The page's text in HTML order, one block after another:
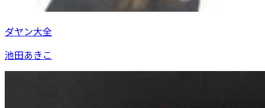
ダヤン大全
池田あきこ